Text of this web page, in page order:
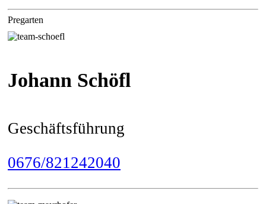
Pregarten
Johann Schöfl
Geschäftsführung
0676/821242040